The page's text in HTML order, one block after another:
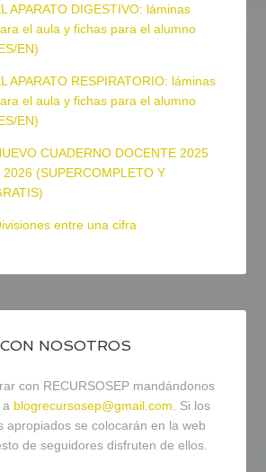
APARATO DIGESTIVO: láminas
el aula y fichas para el alumno
EN)
APARATO RESPIRATORIO: láminas
el aula y fichas para el alumno
EN)
CUADERNO DOCENTE 2025
2026 (SUPERCOMPLETO Y
entre una cifra
NOSOTROS
con RECURSOSEP mandándonos
blogrecursosep@gmail.com . Si los
apropiados se colocarán en la web
de seguidores disfruten de ellos.